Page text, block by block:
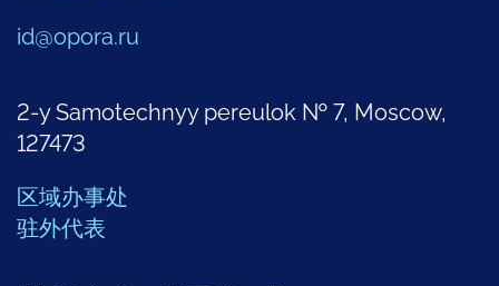
id@opora.ru
2-y Samotechnyy pereulok № 7, Moscow,
127473
区域办事处
驻外代表